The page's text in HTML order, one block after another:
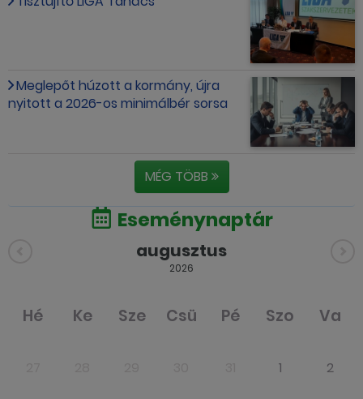
Meglepőt húzott a kormány, újra
nyitott a 2026-os minimálbér sorsa
MÉG TÖBB
Eseménynaptár
augusztus
2026
Hé Ke Sze Csü Pé Szo Va
1 2